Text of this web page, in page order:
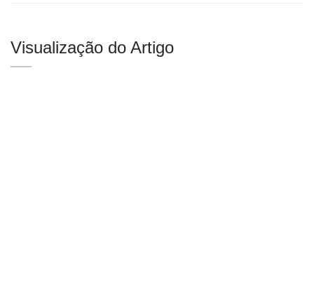
Visualização do Artigo